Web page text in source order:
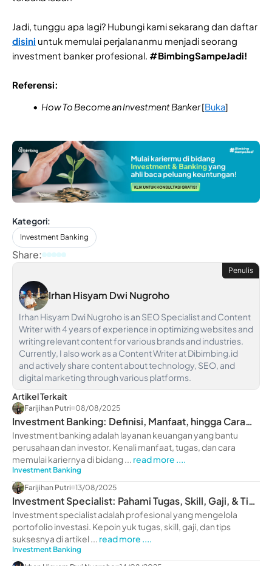
Jadi, tunggu apa lagi? Hubungi kami sekarang dan daftar
disini untuk memulai perjalananmu menjadi seorang
investment banker profesional. #BimbingSampeJadi!
Referensi:
How To Become an Investment Banker[Buka]
Kategori:
Investment Banking
Share:
Penulis
Irhan Hisyam Dwi Nugroho
Irhan Hisyam Dwi Nugroho is an SEO Specialist and Content
Writer with 4 years of experience in optimizing websites and
writing relevant content for various brands and industries.
Currently, I also work as a Content Writer at Dibimbing.id
and actively share content about technology, SEO, and
digital marketing through various platforms.
Artikel Terkait
Farijihan Putri 08/08/2025
Investment Banking: Definisi, Manfaat, hingga Cara
Memulai Kariernya
Investment banking adalah layanan keuangan yang bantu
perusahaan dan investor. Kenali manfaat, tugas, dan cara
memulai kariernya di bidang ... read more ....
Investment Banking
Farijihan Putri 13/08/2025
Investment Specialist: Pahami Tugas, Skill, Gaji, & Tips
Sukses
Investment specialist adalah profesional yang mengelola
portofolio investasi. Kepoin yuk tugas, skill, gaji, dan tips
suksesnya di artikel ... read more ....
Investment Banking